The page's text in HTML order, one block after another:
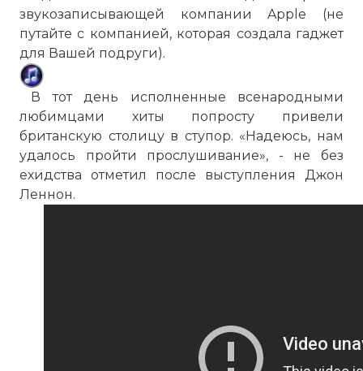
звукозаписывающей компании Apple (не
путайте с компанией, которая создала гаджет
для Вашей подруги).
В тот день исполненные всенародными
любимцами хиты попросту привели
британскую столицу в ступор. «Надеюсь, нам
удалось пройти прослушивание», - не без
ехидства отметил после выступления Джон
Леннон.